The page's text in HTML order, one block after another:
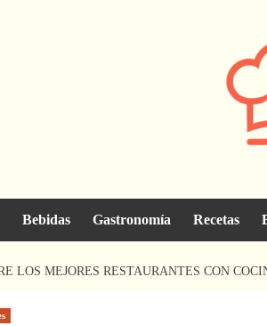
Bebidas Gastronomía Recetas
LOS MEJORES RESTAURANTES CON